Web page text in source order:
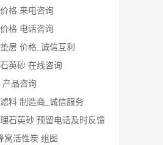
格 来电咨询
格 电话咨询
层 价格_诚信互利
英砂 在线咨询
产品咨询
料 制造商_诚信服务
石英砂 预留电话及时反馈
窝活性炭 组图